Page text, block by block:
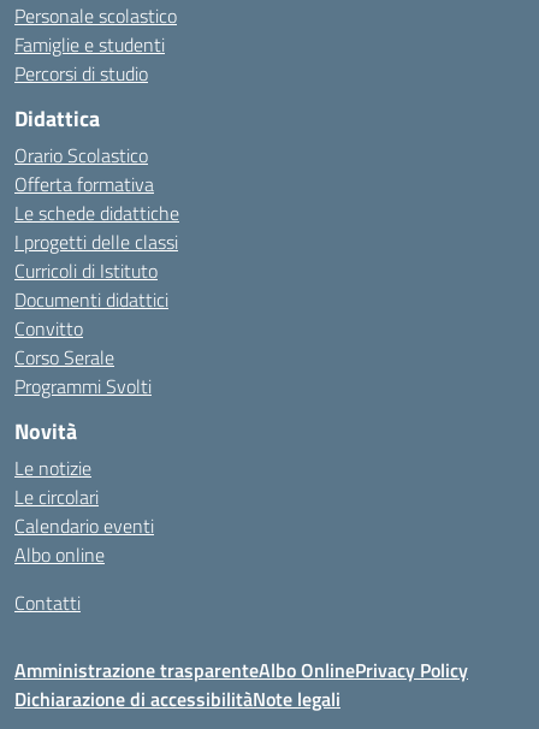
Personale scolastico
Famiglie e studenti
Percorsi di studio
Didattica
Orario Scolastico
Offerta formativa
Le schede didattiche
I progetti delle classi
Curricoli di Istituto
Documenti didattici
Convitto
Corso Serale
Programmi Svolti
Novità
Le notizie
Le circolari
Calendario eventi
Albo online
Contatti
Amministrazione trasparenteAlbo OnlinePrivacy Policy
Dichiarazione di accessibilitàNote legali